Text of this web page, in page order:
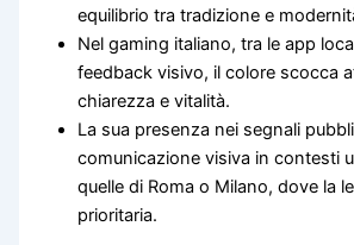
equilibrio tra tradizione e
Nel gaming italiano, tra le app
feedback visivo, il colore scocca
chiarezza e vitalità.
La sua presenza nei segnali
comunicazione visiva in contesti
quelle di Roma o Milano, dove la
prioritaria.